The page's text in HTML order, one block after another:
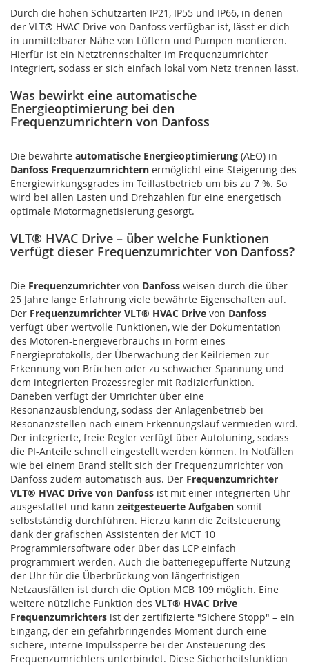
Durch die hohen Schutzarten IP21, IP55 und IP66, in denen
der VLT® HVAC Drive von Danfoss verfügbar ist, lässt er dich
in unmittelbarer Nähe von Lüftern und Pumpen montieren.
Hierfür ist ein Netztrennschalter im Frequenzumrichter
integriert, sodass er sich einfach lokal vom Netz trennen lässt.
Was bewirkt eine automatische
Energieoptimierung bei den
Frequenzumrichtern von Danfoss
Die bewährte automatische Energieoptimierung (AEO) in
Danfoss Frequenzumrichtern ermöglicht eine Steigerung des
Energiewirkungsgrades im Teillastbetrieb um bis zu 7 %. So
wird bei allen Lasten und Drehzahlen für eine energetisch
optimale Motormagnetisierung gesorgt.
VLT® HVAC Drive – über welche Funktionen
verfügt dieser Frequenzumrichter von Danfoss?
Die Frequenzumrichter von Danfoss weisen durch die über
25 Jahre lange Erfahrung viele bewährte Eigenschaften auf.
Der Frequenzumrichter VLT® HVAC Drive von Danfoss
verfügt über wertvolle Funktionen, wie der Dokumentation
des Motoren-Energieverbrauchs in Form eines
Energieprotokolls, der Überwachung der Keilriemen zur
Erkennung von Brüchen oder zu schwacher Spannung und
dem integrierten Prozessregler mit Radizierfunktion.
Daneben verfügt der Umrichter über eine
Resonanzausblendung, sodass der Anlagenbetrieb bei
Resonanzstellen nach einem Erkennungslauf vermieden wird.
Der integrierte, freie Regler verfügt über Autotuning, sodass
die PI-Anteile schnell eingestellt werden können. In Notfällen
wie bei einem Brand stellt sich der Frequenzumrichter von
Danfoss zudem automatisch aus. Der Frequenzumrichter
VLT® HVAC Drive von Danfoss ist mit einer integrierten Uhr
ausgestattet und kann zeitgesteuerte Aufgaben somit
selbstständig durchführen. Hierzu kann die Zeitsteuerung
dank der grafischen Assistenten der MCT 10
Programmiersoftware oder über das LCP einfach
programmiert werden. Auch die batteriegepufferte Nutzung
der Uhr für die Überbrückung von längerfristigen
Netzausfällen ist durch die Option MCB 109 möglich. Eine
weitere nützliche Funktion des VLT® HVAC Drive
Frequenzumrichters ist der zertifizierte "Sichere Stopp" – ein
Eingang, der ein gefahrbringendes Moment durch eine
sichere, interne Impulssperre bei der Ansteuerung des
Frequenzumrichters unterbindet. Diese Sicherheitsfunktion